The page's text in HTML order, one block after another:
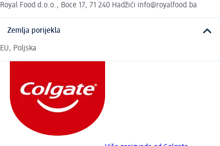
Royal Food d.o.o., Boce 17, 71 240 Hadžići info@royalfood.ba
Zemlja porijekla
EU, Poljska